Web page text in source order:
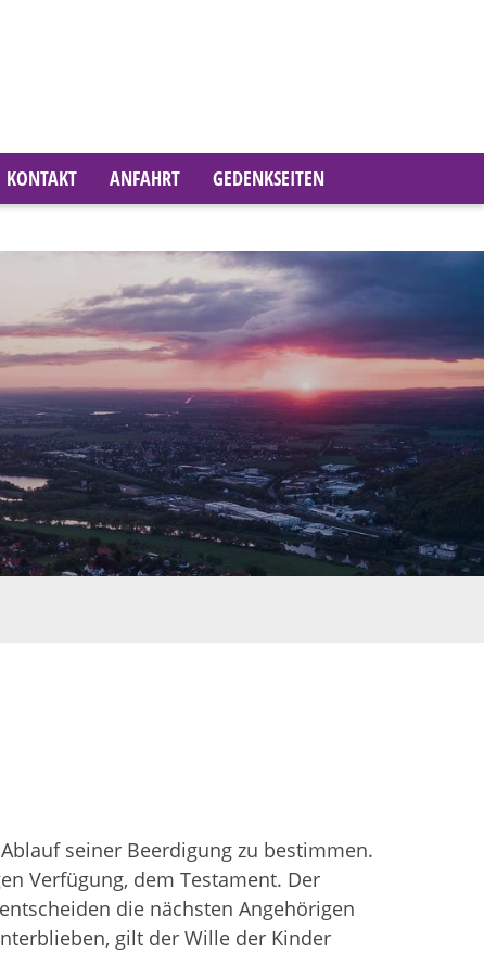
KONTAKT ANFAHRT GEDENKSEITEN
seiner Beerdigung zu bestimmen.
Verfügung, dem Testament. Der
die nächsten Angehörigen
gilt der Wille der Kinder